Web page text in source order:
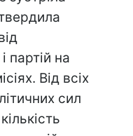
партій на
Від всіх
сил